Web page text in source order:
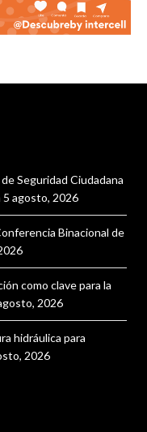
Seguridad Ciudadana
5 agosto, 2026
Binacional de
como clave para la
2026
hidráulica para
2026